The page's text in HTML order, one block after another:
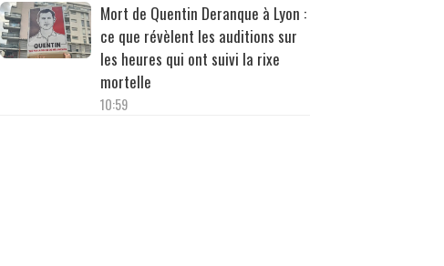
Mort de Quentin Deranque à Lyon :
ce que révèlent les auditions sur
les heures qui ont suivi la rixe
mortelle
10:59